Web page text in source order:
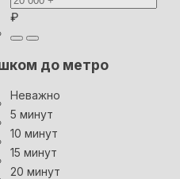
₽
до метро
Неважно
5 минут
10 минут
15 минут
20 минут